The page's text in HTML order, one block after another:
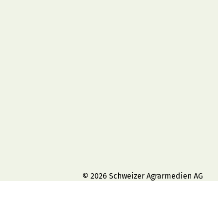
© 2026 Schweizer Agrarmedien AG